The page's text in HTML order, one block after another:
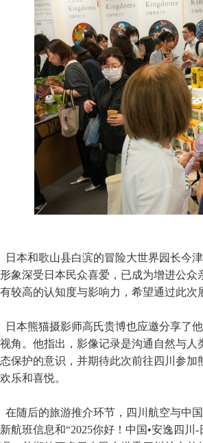
日本和歌山县白滨的冒险大世界园长今
形象深受日本民众喜爱，已成为增进公
有较高的认知度与影响力，希望通过此
日本熊猫摄影师高氏贵博也应邀分享了
视角。他指出，影像记录是沟通自然与
态保护的意识，并期待此次前往四川参
欢乐和喜悦。
在随后的旅游推介环节，四川航空与中
新航班信息和“2025你好！中国•安逸四川